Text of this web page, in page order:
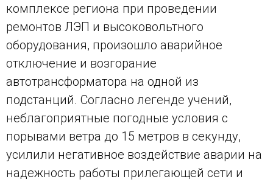
комплексе региона при проведении
ремонтов ЛЭП и высоковольтного
оборудования, произошло аварийное
отключение и возгорание
автотрансформатора на одной из
подстанций. Согласно легенде учений,
неблагоприятные погодные условия с
порывами ветра до 15 метров в секунду,
усилили негативное воздействие аварии на
надежность работы прилегающей сети и